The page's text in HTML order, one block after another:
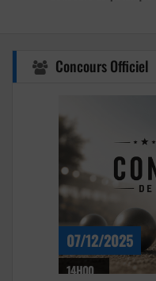
Concours Officiel
07/12/2025
14H00